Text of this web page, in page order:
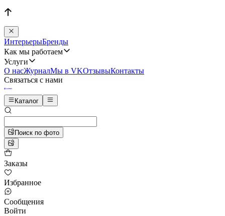
ИнтерьерыБренды
Как мы работаем
Услуги
О насЖурналМы в VKОтзывыКонтакты
Связаться с нами
Каталог
Поиск по фото
Заказы
Избранное
Сообщения
Войти